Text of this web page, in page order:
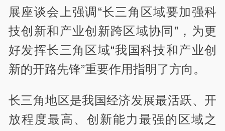
展座谈会上强调“长三角区域要加强科
技创新和产业创新跨区域协同”，为更
好发挥长三角区域“我国科技和产业创
新的开路先锋”重要作用指明了方向。
长三角地区是我国经济发展最活跃、开
放程度最高、创新能力最强的区域之